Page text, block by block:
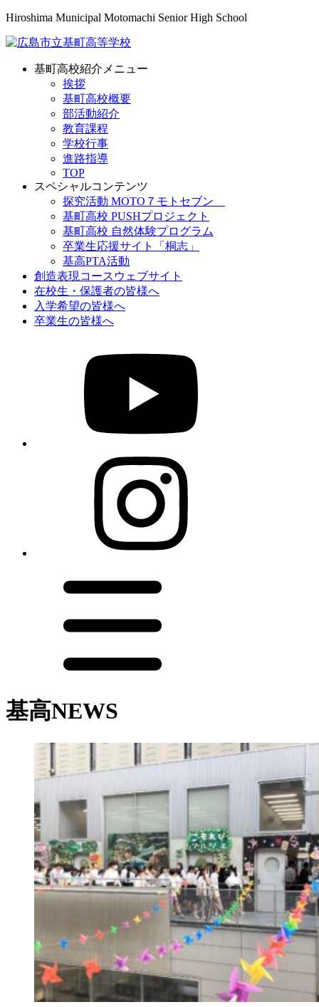
Hiroshima Municipal Motomachi Senior High School
基町高校紹介メニュー
挨拶
基町高校概要
部活動紹介
教育課程
学校行事
進路指導
TOP
スペシャルコンテンツ
探究活動 MOTO７モトセブン
基町高校 PUSHプロジェクト
基町高校 自然体験プログラム
卒業生応援サイト「桐志」
基高PTA活動
創造表現コースウェブサイト
在校生・保護者の皆様へ
入学希望の皆様へ
卒業生の皆様へ
基高NEWS